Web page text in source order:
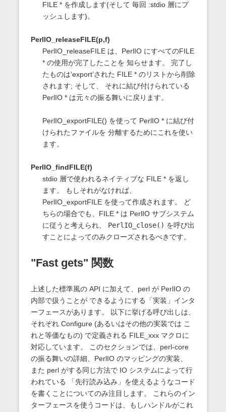
FILE * を作成します(そして 毎回 :stdio 層にプ
ッシュします)。
PerlIO_releaseFILE(p,f)
PerlIO_releaseFILE は、PerlIO にすべてのFILE
* の使用が完了したことを 知らせます。 完了し
たものは‘export’された FILE * のリストから削除
されます; そして、 それに結び付けられている
PerlIO * は元々の振る舞いに戻ります。
PerlIO_exportFILE() を使って PerlIO * に結び付
けられたファイルを 分離するためにこれを使い
ます。
PerlIO_findFILE(f)
stdio 層で使われるネイティブな FILE * を返し
ます。 もしそれがなければ、
PerlIO_exportFILE を使って作成されます。 ど
ちらの場合でも、FILE * は PerlIO サブシステム
に従うと考えられ、 PerlIO_close() を呼び出
すことによってのみクローズされるべきです。
"Fast gets" 関数
上述した標準風の API に加えて、perl が PerlIO の
内部で扱うことが できるようにする「実装」インタ
ーフェースがあります。 以下に挙げる呼び出しは、
それぞれ Configure (あるいはその他の実装では こ
れと等価なもの) で定義される FILE_xxx マクロに
対応しています。 このセクションでは、perl-core
の振る舞いの詳細、PerlIO のマッピングの実装、
また perl がする同じ方法で IO システムによって行
われている 「先行読み込み」を使えるようなコード
を書くことについてのみ注目します。 これらのイン
ターフェースを使うコードは、もしハンドルがこれ